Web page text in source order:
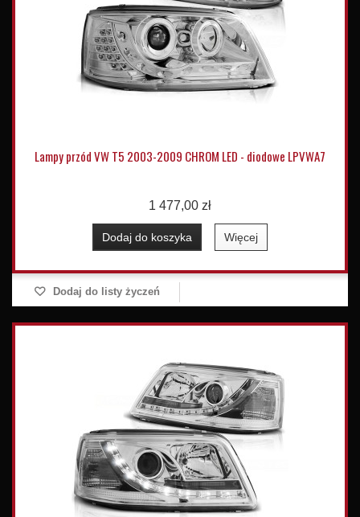
Lampy przód VW T5 2003-2009 CHROM LED - diodowe LPVWA7
1 477,00 zł
Dodaj do koszyka Więcej
Dodaj do listy życzeń